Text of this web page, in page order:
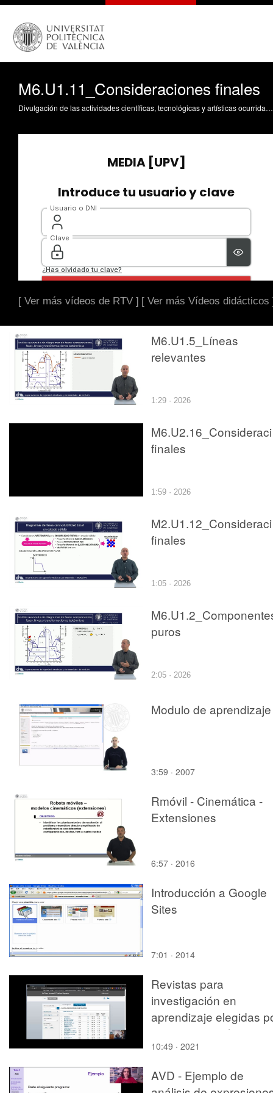
M6.U1.11_Consideraciones finales
Divulgación de las actividades científicas, tecnológicas y artísticas ocurridas en los tres campus de la UPV
[ Ver más vídeos de RTV ] [ Ver más Vídeos didácticos
M6.U1.5_Líneas
relevantes
1:29 · 2026
finales
1:59 · 2026
finales
1:05 · 2026
puros
2:05 · 2026
Modulo de
3:59 · 2007
Rmóvil - Cinemática -
Extensiones
6:57 · 2016
Introducción a Google
Sites
7:01 · 2014
Revistas para
investigación en
aprendizaje elegidas
categoria o titulo
10:49 · 2021
AVD - Ejemplo de